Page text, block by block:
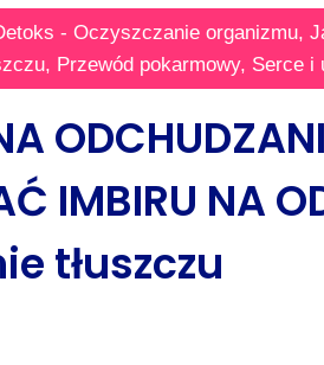
- Oczyszczanie organizmu,
, Przewód pokarmowy, Serce i
IMBIRU NA
tłuszczu